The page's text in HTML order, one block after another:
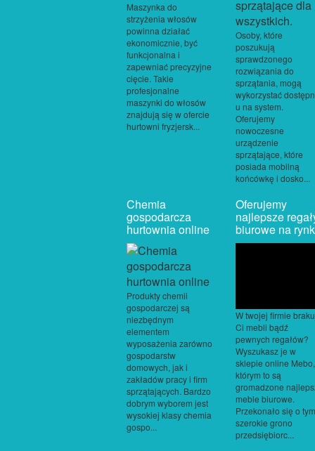
Maszynka do
strzyżenia włosów
powinna działać
ekonomicznie, być
funkcjonalna i
zapewniać precyzyjne
cięcie. Takie
profesjonalne
maszynki do włosów
znajdują się w ofercie
hurtowni fryzjersk...
Osoby, które
poszukują
sprawdzonego
rozwiązania do
sprzątania, mogą
wykorzystać
u na system.
Oferujemy
nowoczesne
urządzenie
sprzątające, które
posiada mobilną
końcówkę i dosko...
Chemia
gospodarcza
hurtownia online
Produkty chemii
gospodarczej są
niezbędnym
elementem
wyposażenia zarówno
gospodarstw
domowych, jak i
zakładów pracy i firm
sprzątających. Bardzo
dobrym wyborem jest
wysokiej klasy chemia
gospo...
Oferujemy
najlepsze
biurowe na
W twojej firmie
Ci mebli bądź
pewnych regałów?
Wyszukasz je w
sklepie online
którym to są
gromadzone
meble biurowe.
Przekonało się o tym
szerokie grono
przedsiębiorc...